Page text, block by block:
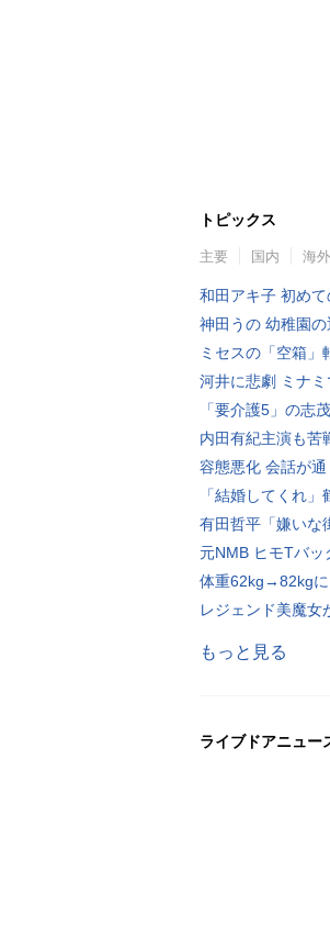
トピックス
主要 国内 海外
和田アキ子 初め
神田うの 幼稚園
ミセスの「空箱」
河井に悲劇 ミナミ
「要介護5」の志
内田有紀主演も
容態悪化 会話が
「結婚してくれ
有田哲平「嫌いな
元NMB ヒモTバッ
体重62kg→82kg
レジェンド美魔女
もっと見る
ライブドアニュー